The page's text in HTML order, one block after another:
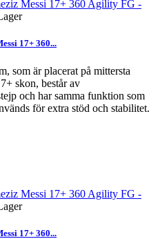
17+ 360...
som är placerat på mittersta
skon, består av
och har samma funktion som
för extra stöd och stabilitet.
17+ 360...